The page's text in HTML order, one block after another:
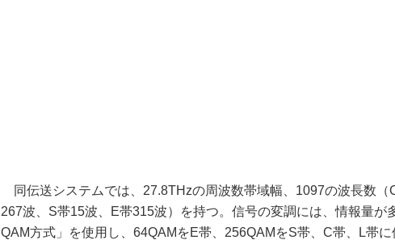
同伝送システムでは、27.8THzの周波数帯域幅、1097の波長数（
267波、S帯15波、E帯315波）を持つ。信号の変調には、情報量が
QAM方式」を使用し、64QAMをE帯、256QAMをS帯、C帯、L帯に